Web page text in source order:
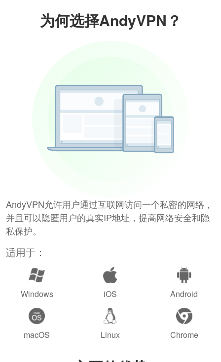
为何选择AndyVPN？
AndyVPN允许用户通过互联网访问一个私密的网络，
并且可以隐匿用户的真实IP地址，提高网络安全和隐
私保护。
适用于：
Windows iOS Android
macOS Linux Chrome